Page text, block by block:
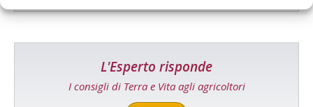
L'Esperto risponde
I consigli di Terra e Vita agli agricoltori